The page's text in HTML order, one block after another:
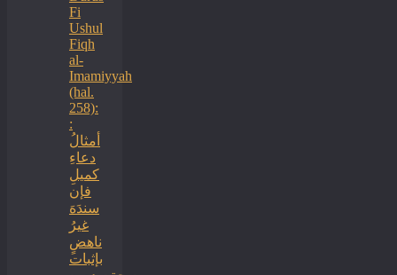
Fi
Ushul
Fiqh
al-
Imamiyyah
(hal.
258):
:
أمثالُ
دعاءِ
كميلِ
فإن
سندَهَ
غيرُ
ناهضٍ
بإثبات